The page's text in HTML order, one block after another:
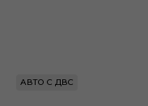
АВТО С ДВС